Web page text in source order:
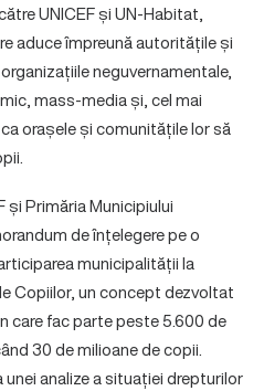
UNICEF și UN-Habitat,
aduce împreună autoritățile și
neguvernamentale,
mass-media și, cel mai
orașele și comunitățile lor să
și Primăria Municipiului
de înțelegere pe o
municipalității la
Copiilor, un concept dezvoltat
care fac parte peste 5.600 de
30 de milioane de copii.
unei analize a situației drepturilor